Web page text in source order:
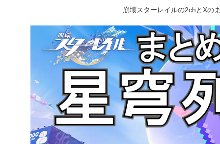
崩壊スターレイルの2chとXの